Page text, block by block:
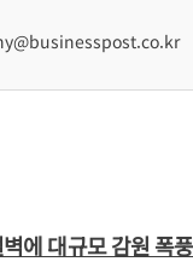
에 대규모 감원 폭